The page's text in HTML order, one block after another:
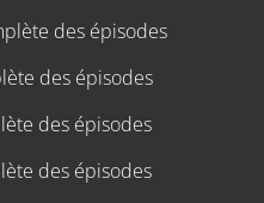
des épisodes
des épisodes
des épisodes
des épisodes